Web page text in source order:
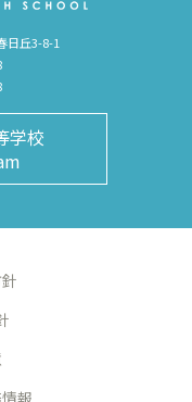
日丘3-8-1
学校
報